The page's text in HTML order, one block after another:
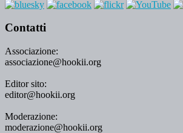
Contatti
Associazione:
associazione@hookii.org
Editor sito:
editor@hookii.org
Moderazione:
moderazione@hookii.org